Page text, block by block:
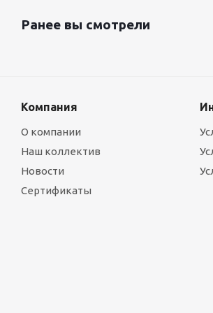
Ранее вы смотрели
Компания
О компании
Наш коллектив
Новости
Сертификаты